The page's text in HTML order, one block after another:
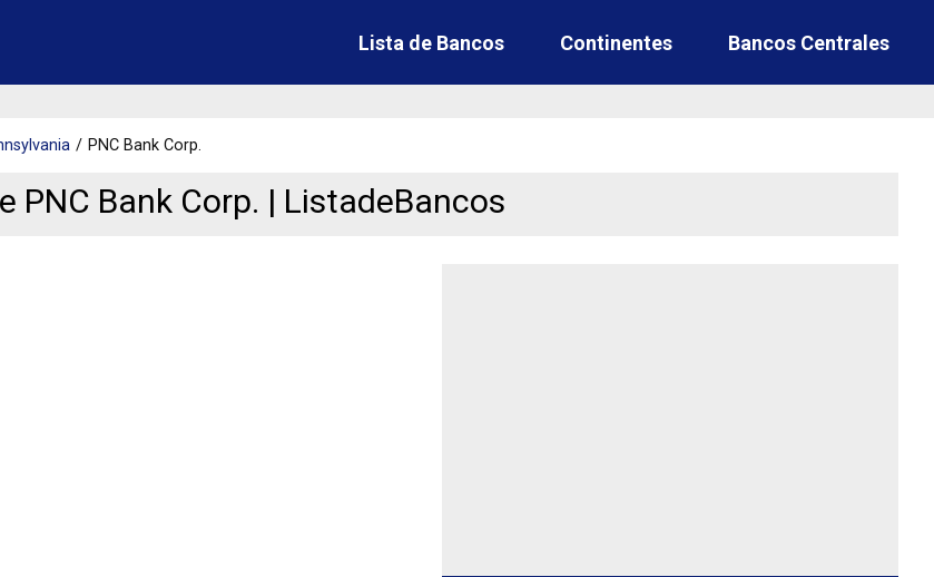
Lista de Bancos Continentes Bancos Centrales
PNC Bank Corp.
PNC Bank Corp. | ListadeBancos